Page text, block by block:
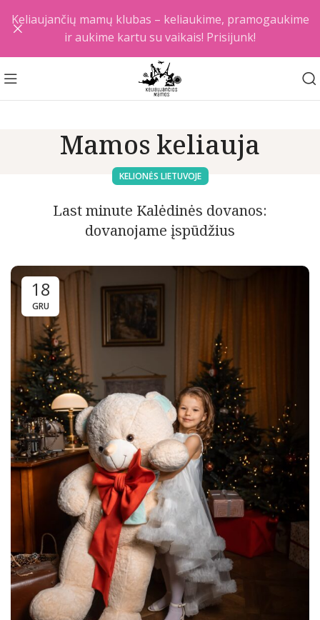
Mamos keliauja
KELIONĖS LIETUVOJE
Last minute Kalėdinės dovanos:
dovanojame įspūdžius
18
GRU
Keliaujančių mamų klubas – keliaukime, pramogaukime
ir aukime kartu su vaikais! Prisijunk!